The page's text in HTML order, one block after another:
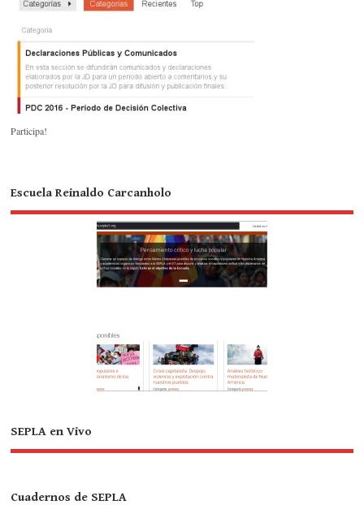
Participa!
Escuela Reinaldo Carcanholo
SEPLA en Vivo
Cuadernos de SEPLA